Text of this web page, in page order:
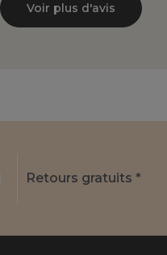
Voir plus d'avis
Retours gratuits *